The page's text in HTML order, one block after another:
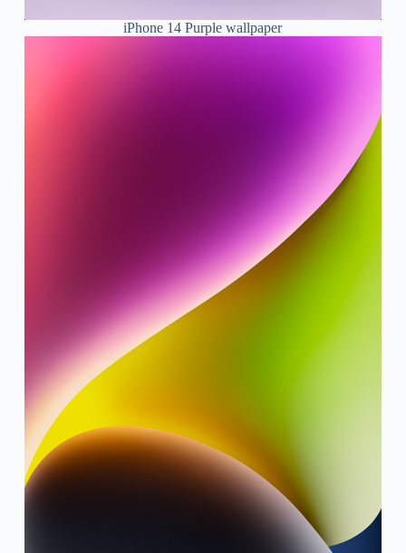
iPhone 14 Purple wallpaper